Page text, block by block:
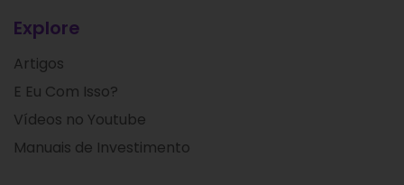
Explore
Artigos
E Eu Com Isso?
Vídeos no Youtube
Manuais de Investimento